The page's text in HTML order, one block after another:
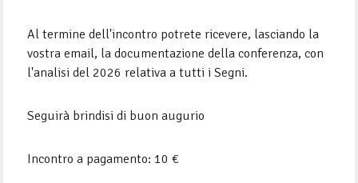
Al termine dell'incontro potrete ricevere, lasciando la
vostra email, la documentazione della conferenza, con
l'analisi del 2026 relativa a tutti i Segni.
Seguirà brindisi di buon augurio
Incontro a pagamento: 10 €